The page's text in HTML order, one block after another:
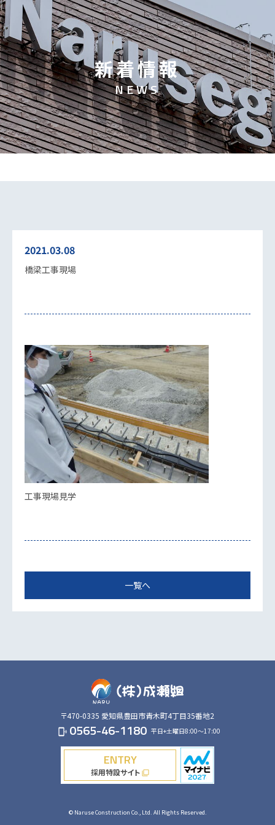
新着情報
NEWS
2021.03.08
橋梁工事現場
工事現場見学
一覧へ
〒470-0335 愛知県豊田市青木町4丁目35番地2
phonelink_ring 0565-46-1180 平日+土曜日8:00～17:00
ENTRY
採用特設サイトfilter_none
© Naruse Construction Co., Ltd. All Rights Reserved.